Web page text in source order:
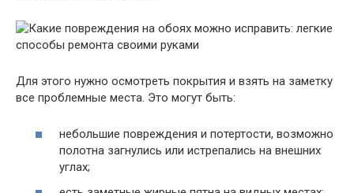
Для этого нужно осмотреть покрытия и взять на заметку
все проблемные места. Это могут быть:
небольшие повреждения и потертости, возможно
полотна загнулись или истрепались на внешних
углах;